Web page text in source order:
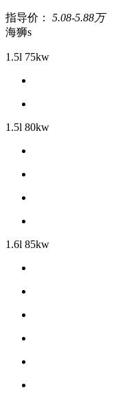
指导价： 5.08-5.88万
海狮s
1.5l 75kw
1.5l 80kw
1.6l 85kw